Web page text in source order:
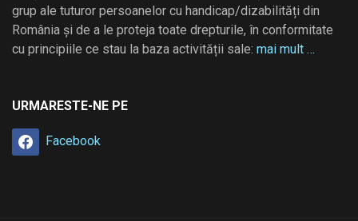
grup ale tuturor persoanelor cu handicap/dizabilități din
România și de a le proteja toate drepturile, în conformitate
cu principiile ce stau la baza activității sale: mai mult …
URMARESTE-NE PE
Facebook